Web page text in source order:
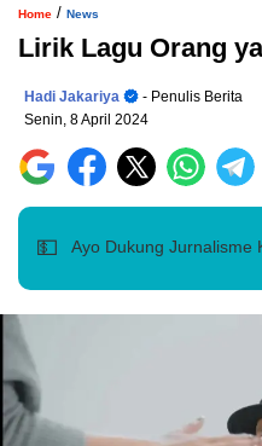
Home / News
Lirik Lagu Orang
Hadi Jakariya
- Penulis Berita
Senin, 8 April 2024
💵 Ayo Dukung Jurnalisme